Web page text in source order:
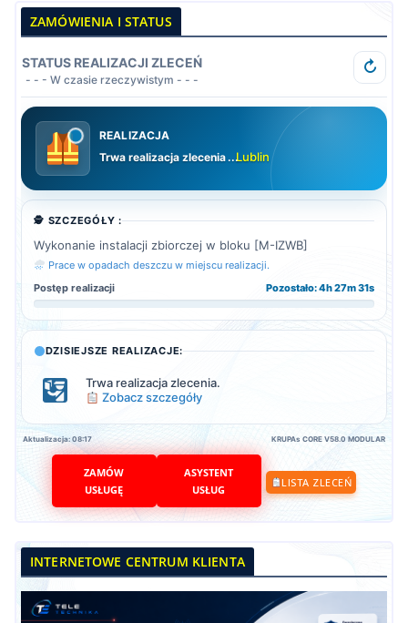
ZAMÓWIENIA I STATUS
STATUS REALIZACJI ZLECEŃ
- - - W czasie rzeczywistym - - -
↻
REALIZACJA
Trwa realizacja zlecenia ..Lublin
🕵️ SZCZEGÓŁY :
Wykonanie instalacji zbiorczej w bloku [M-IZWB]
Prace w opadach deszczu w miejscu realizacji.
Postęp realizacji
Pozostało: 4h 27m 29s
DZISIEJSZE REALIZACJE:
Trwa realizacja zlecenia.
Zobacz szczegóły
Aktualizacja: 08:17 KRUPAs CORE V58.0 MODULAR
ZAMÓW
USŁUGĘ
ASYSTENT
USŁUG
LISTA ZLECEŃ
INTERNETOWE CENTRUM KLIENTA